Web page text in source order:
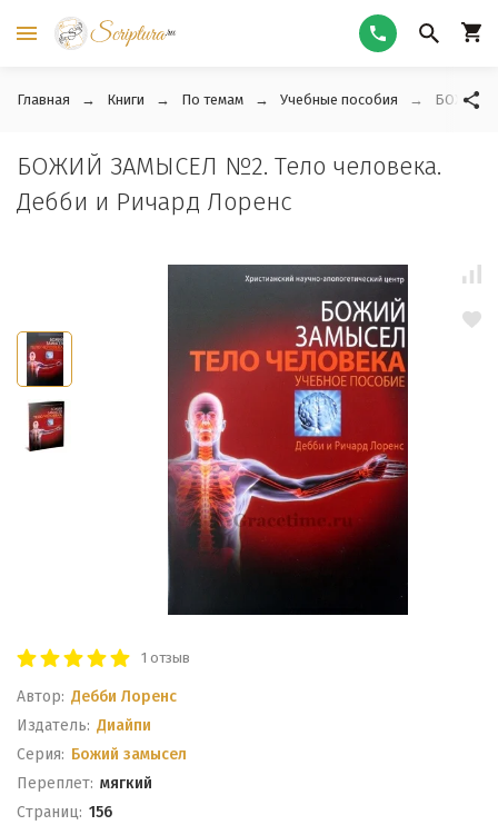
Главная Книги По темам Учебные пособия БОЖИЙ
БОЖИЙ ЗАМЫСЕЛ №2. Тело человека.
Дебби и Ричард Лоренс
1 отзыв
Автор: Дебби Лоренс
Издатель: Диайпи
Серия: Божий замысел
Переплет: мягкий
Cтраниц: 156